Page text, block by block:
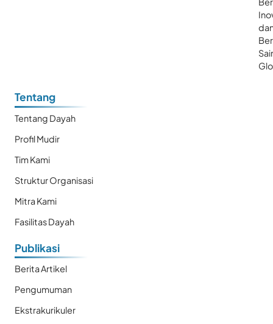
Tentang
Tentang Dayah
Profil Mudir
Tim Kami
Struktur Organisasi
Mitra Kami
Fasilitas Dayah
Publikasi
Berita Artikel
Pengumuman
Ekstrakurikuler